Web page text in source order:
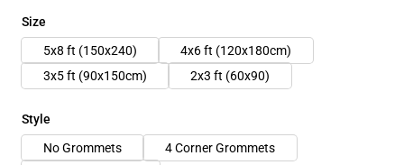
Size
5x8 ft (150x240)
4x6 ft (120x180cm)
3x5 ft (90x150cm)
2x3 ft (60x90)
Style
No Grommets
4 Corner Grommets